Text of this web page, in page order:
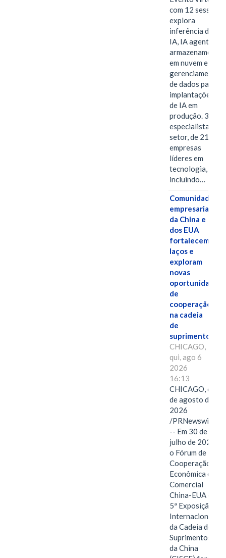
com 12 sessões
explora
inferência de
IA, IA agentiva,
armazenamento
em nuvem e
gerenciamento
de dados para
implantações
de IA em
produção. 38
especialistas do
setor, de 21
empresas
líderes em
tecnologia,
incluindo…
Comunidades
empresariais
da China e
dos EUA
fortalecem
laços e
exploram
novas
oportunidades
de
cooperação
na cadeia
de
suprimentos.
CHICAGO,
qui, ago 6
2026
16:13
CHICAGO, 6
de agosto de
2026
/PRNewswire/
-- Em 30 de
julho de 2026,
o Fórum de
Cooperação
Econômica e
Comercial
China-EUA e a
5ª Exposição
Internacional
da Cadeia de
Suprimentos
da China